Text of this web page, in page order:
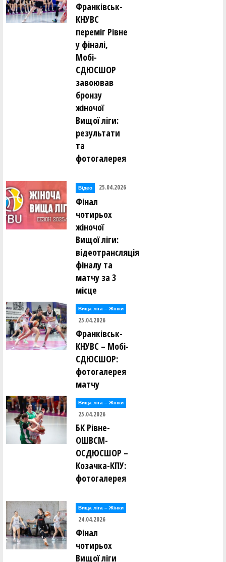
Франківськ-
КНУВС
переміг Рівне
у фіналі,
Мобі-
СДЮСШОР
завоював
бронзу
жіночої
Вищої ліги:
результати
та
фотогалерея
Відео 25.04.2026
Фінал
чотирьох
жіночої
Вищої ліги:
відеотрансляція
фіналу та
матчу за 3
місце
Вища лiга – Жiнки
25.04.2026
Франківськ-
КНУВС – Мобі-
СДЮСШОР:
фотогалерея
матчу
Вища лiга – Жiнки
25.04.2026
БК Рівне-
ОШВСМ-
ОСДЮСШОР –
Козачка-КПУ:
фотогалерея
Вища лiга – Жiнки
24.04.2026
Фінал
чотирьох
Вищої ліги